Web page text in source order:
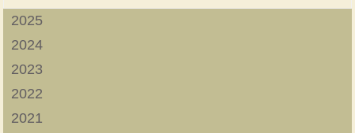
2025
2024
2023
2022
2021